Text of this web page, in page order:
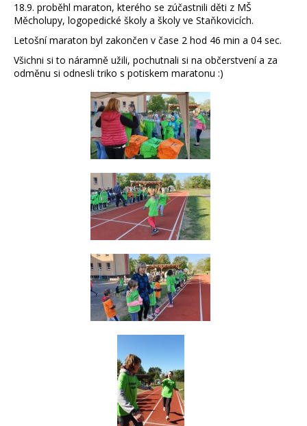
18.9. proběhl maraton, kterého se zúčastnili děti z MŠ
Měcholupy, logopedické školy a školy ve Staňkovicích.
Letošní maraton byl zakončen v čase 2 hod 46 min a 04 sec.
Všichni si to náramně užili, pochutnali si na občerstvení a za
odměnu si odnesli triko s potiskem maratonu :)